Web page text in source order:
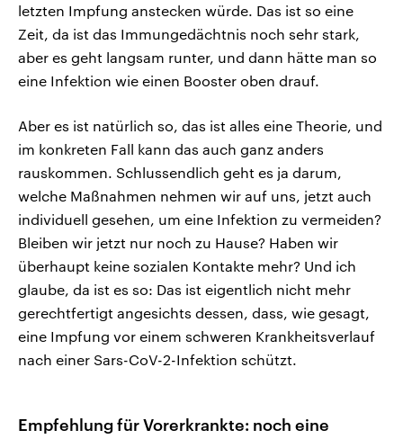
letzten Impfung anstecken würde. Das ist so eine
Zeit, da ist das Immungedächtnis noch sehr stark,
aber es geht langsam runter, und dann hätte man so
eine Infektion wie einen Booster oben drauf.
Aber es ist natürlich so, das ist alles eine Theorie, und
im konkreten Fall kann das auch ganz anders
rauskommen. Schlussendlich geht es ja darum,
welche Maßnahmen nehmen wir auf uns, jetzt auch
individuell gesehen, um eine Infektion zu vermeiden?
Bleiben wir jetzt nur noch zu Hause? Haben wir
überhaupt keine sozialen Kontakte mehr? Und ich
glaube, da ist es so: Das ist eigentlich nicht mehr
gerechtfertigt angesichts dessen, dass, wie gesagt,
eine Impfung vor einem schweren Krankheitsverlauf
nach einer Sars-CoV-2-Infektion schützt.
Empfehlung für Vorerkrankte: noch eine